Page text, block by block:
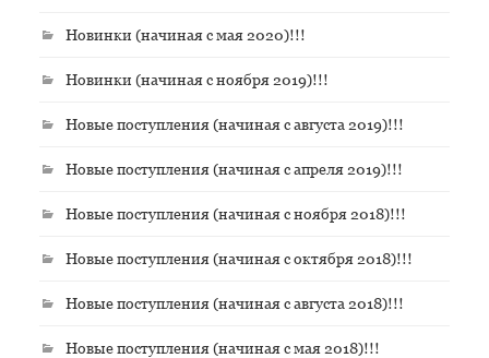
Новинки (начиная с мая 2020)!!!
Новинки (начиная с ноября 2019)!!!
Новые поступления (начиная с августа 2019)!!!
Новые поступления (начиная с апреля 2019)!!!
Новые поступления (начиная с ноября 2018)!!!
Новые поступления (начиная с октября 2018)!!!
Новые поступления (начиная с августа 2018)!!!
Новые поступления (начиная с мая 2018)!!!